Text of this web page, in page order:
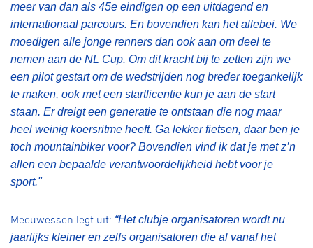
meer van dan als 45e eindigen op een uitdagend en
internationaal parcours. En bovendien kan het allebei. We
moedigen alle jonge renners dan ook aan om deel te
nemen aan de NL Cup. Om dit kracht bij te zetten zijn we
een pilot gestart om de wedstrijden nog breder toegankelijk
te maken, ook met een startlicentie kun je aan de start
staan. Er dreigt een generatie te ontstaan die nog maar
heel weinig koersritme heeft. Ga lekker fietsen, daar ben je
toch mountainbiker voor? Bovendien vind ik dat je met z’n
allen een bepaalde verantwoordelijkheid hebt voor je
sport."
Meeuwessen legt uit: “Het clubje organisatoren wordt nu
jaarlijks kleiner en zelfs organisatoren die al vanaf het